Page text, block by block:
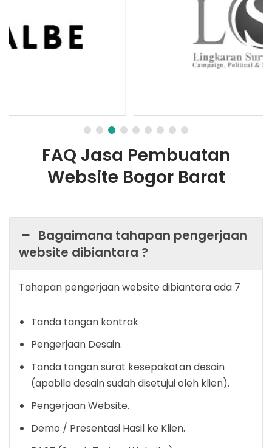
FAQ Jasa Pembuatan
Website Bogor Barat
Bagaimana tahapan pengerjaan
website dibiantara ?
Tahapan pengerjaan website dibiantara ada 7
Tanda tangan kontrak
Pengerjaan Desain.
Tanda tangan surat kesepakatan desain
(apabila desain sudah disetujui oleh klien).
Pengerjaan Website.
Demo / Presentasi Hasil ke Klien.